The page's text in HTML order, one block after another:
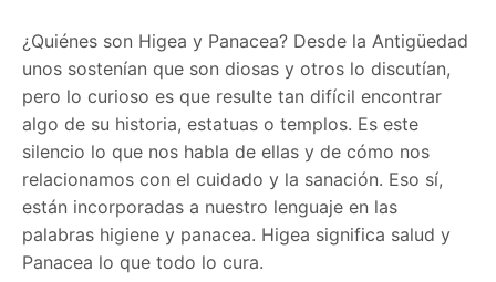
¿Quiénes son Higea y Panacea? Desde la Antigüedad
unos sostenían que son diosas y otros lo discutían,
pero lo curioso es que resulte tan difícil encontrar
algo de su historia, estatuas o templos. Es este
silencio lo que nos habla de ellas y de cómo nos
relacionamos con el cuidado y la sanación. Eso sí,
están incorporadas a nuestro lenguaje en las
palabras higiene y panacea. Higea significa salud y
Panacea lo que todo lo cura.